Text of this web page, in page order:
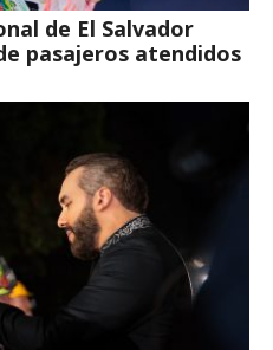
de El Salvador
pasajeros atendidos